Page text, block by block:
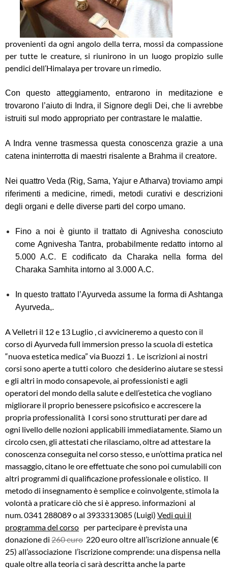
provenienti da ogni angolo della terra, mossi da compassione
per tutte le creature, si riunirono in un luogo propizio sulle
pendici dell’Himalaya per trovare un rimedio.
Con questo atteggiamento, entrarono in meditazione e
trovarono l’aiuto di Indra, il Signore degli Dei, che li avrebbe
istruiti sul modo appropriato per contrastare le malattie.
A Indra venne trasmessa questa conoscenza grazie a una
catena ininterrotta di maestri risalente a Brahma il creatore.
Nei quattro Veda (Rig, Sama, Yajur e Atharva) troviamo ampi
riferimenti a medicine, rimedi, metodi curativi e descrizioni
degli organi e delle diverse parti del corpo umano.
Fino a noi è giunto il trattato di Agnivesha conosciuto
come Agnivesha Tantra, probabilmente redatto intorno al
5.000 A.C. E codificato da Charaka nella forma del
Charaka Samhita intorno al 3.000 A.C.
In questo trattato l’Ayurveda assume la forma di Ashtanga
Ayurveda,.
A Velletri il 12 e 13 Luglio , ci avvicineremo a questo con il
corso di Ayurveda full immersion presso la scuola di estetica
“nuova estetica medica” via Buozzi 1 . Le iscrizioni ai nostri
corsi sono aperte a tutti coloro che desiderino aiutare se stessi
e gli altri in modo consapevole, ai professionisti e agli
operatori del mondo della salute e dell’estetica che vogliano
migliorare il proprio benessere psicofisico e accrescere la
propria professionalità I corsi sono strutturati per dare ad
ogni livello delle nozioni applicabili immediatamente. Siamo un
circolo csen, gli attestati che rilasciamo, oltre ad attestare la
conoscenza conseguita nel corso stesso, e un’ottima pratica nel
massaggio, citano le ore effettuate che sono poi cumulabili con
altri programmi di qualificazione professionale e olistico. Il
metodo di insegnamento è semplice e coinvolgente, stimola la
volontà a praticare ciò che si è appreso. informazioni al
num. 0341 288089 o al 3933313085 (Luigi) Vedi quì il
programma del corso per partecipare è prevista una
donazione di 260 euro 220 euro oltre all’iscrizione annuale (€
25) all’associazione l’iscrizione comprende: una dispensa nella
quale oltre alla teoria ci sarà descritta anche la parte